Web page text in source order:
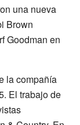
una nueva
Brown
Goodman en
la compañía
El trabajo de